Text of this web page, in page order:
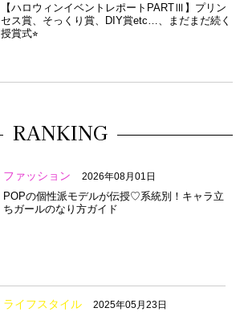
【ハロウィンイベントレポートPARTⅢ】プリン
セス賞、そっくり賞、DIY賞etc…、まだまだ続く
授賞式⭐︎
RANKING
ファッション 2026年08月01日
POPの個性派モデルが伝授♡系統別！キャラ立
ちガールのなり方ガイド
ライフスタイル 2025年05月23日